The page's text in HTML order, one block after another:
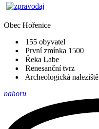
Obec Hořenice
155 obyvatel
První zmínka 1500
Řeka Labe
Renesanční tvrz
Archeologická naleziště
nahoru